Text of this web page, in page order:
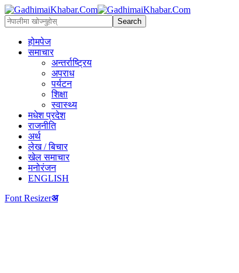
होमपेज
समाचार
अन्तर्राष्ट्रिय
अपराध
पर्यटन
शिक्षा
स्वास्थ्य
मधेश प्रदेश
राजनीति
अर्थ
लेख / बिचार
खेल समाचार
मनोरंजन
ENGLISH
Font Resizerअ